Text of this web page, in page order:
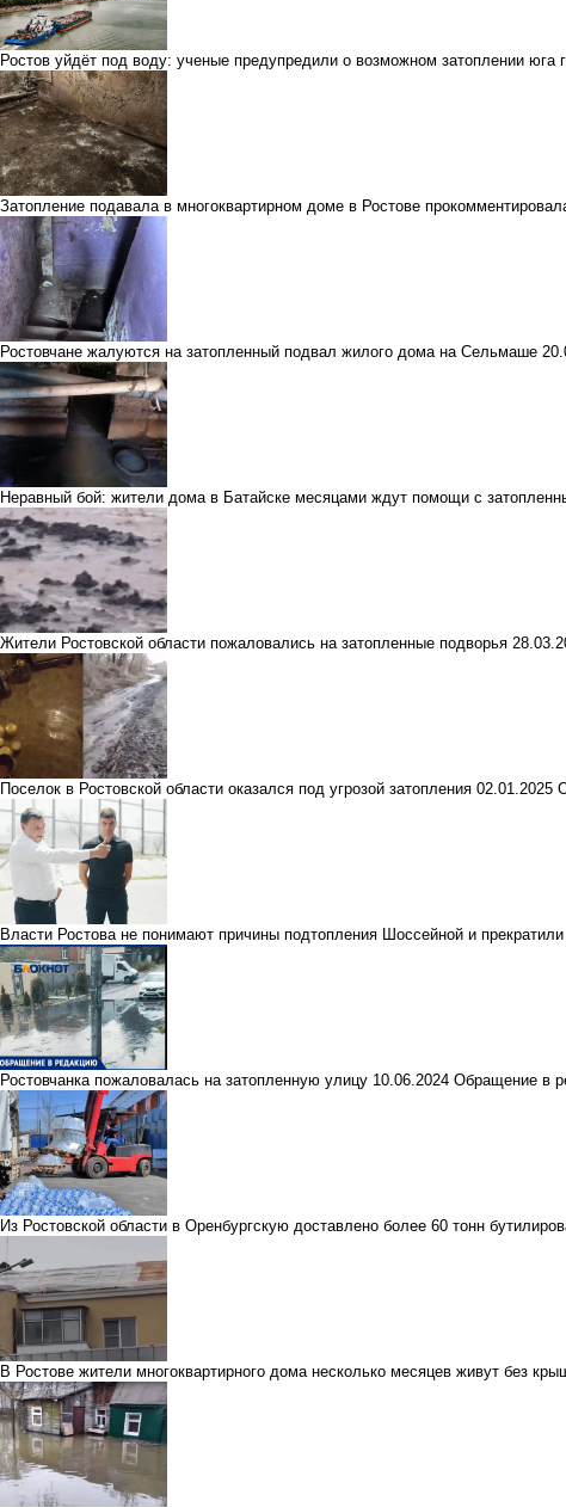
Ростов уйдёт под воду: ученые предупредили о возможном затоплении юга
Затопление подавала в многоквартирном доме в Ростове
Ростовчане жалуются на затопленный подвал жилого дома на Сельмаше
Неравный бой: жители дома в Батайске месяцами ждут помощи с
Жители Ростовской области пожаловались на затопленные подворья
Поселок в Ростовской области оказался под угрозой затопления 02.01.2025
Власти Ростова не понимают причины подтопления Шоссейной и
Ростовчанка пожаловалась на затопленную улицу 10.06.2024 Обращение в
Из Ростовской области в Оренбургскую доставлено более 60 тонн
В Ростове жители многоквартирного дома несколько месяцев живут без